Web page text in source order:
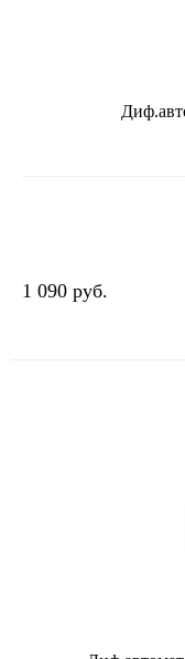
1 090 руб.